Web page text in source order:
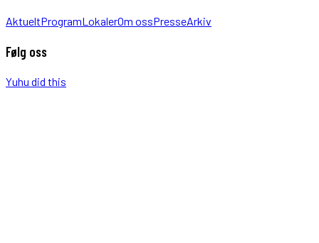
AktueltProgramLokalerOm ossPresseArkiv
Følg oss
Yuhu did this